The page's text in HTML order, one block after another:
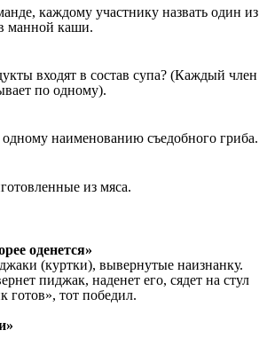
каждому участнику назвать один из
манной каши.
входят в состав супа? (Каждый член
по одному).
одному наименованию съедобного гриба.
из мяса.
оденется»
(куртки), вывернутые наизнанку.
пиджак, наденет его, сядет на стул
готов», тот победил.